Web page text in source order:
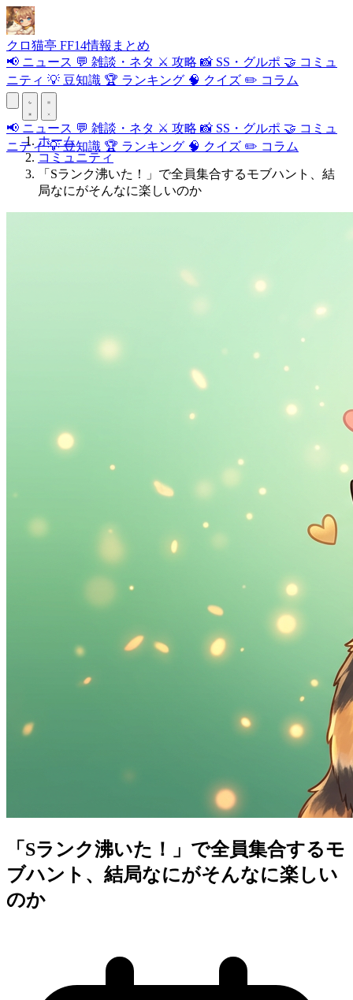
クロ猫亭 FF14情報まとめ
📢 ニュース 💬 雑談・ネタ ⚔️ 攻略 📸 SS・グルポ 🤝 コミュ
ニティ 💡 豆知識 🏆 ランキング 🧠 クイズ ✏️ コラム
📢 ニュース 💬 雑談・ネタ ⚔️ 攻略 📸 SS・グルポ 🤝 コミュ
ニティ💡豆知識 🏆 ランキング 🧠 クイズ ✏️ コラム
ホーム
コミュニティ
「Sランク沸いた！」で全員集合するモブハント、結
局なにがそんなに楽しいのか
「Sランク沸いた！」で全員集合するモ
ブハント、結局なにがそんなに楽しい
のか